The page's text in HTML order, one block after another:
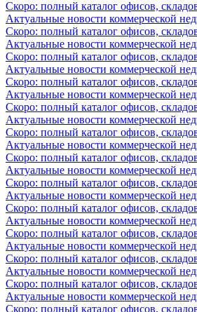
Скоро: полный каталог офисов,
Актуальные новости коммерческой
Скоро: полный каталог офисов,
Актуальные новости коммерческой
Скоро: полный каталог офисов,
Актуальные новости коммерческой
Скоро: полный каталог офисов,
Актуальные новости коммерческой
Скоро: полный каталог офисов,
Актуальные новости коммерческой
Скоро: полный каталог офисов,
Актуальные новости коммерческой
Скоро: полный каталог офисов,
Актуальные новости коммерческой
Скоро: полный каталог офисов,
Актуальные новости коммерческой
Скоро: полный каталог офисов,
Актуальные новости коммерческой
Скоро: полный каталог офисов,
Актуальные новости коммерческой
Скоро: полный каталог офисов,
Актуальные новости коммерческой
Скоро: полный каталог офисов,
Актуальные новости коммерческой
Скоро: полный каталог офисов,